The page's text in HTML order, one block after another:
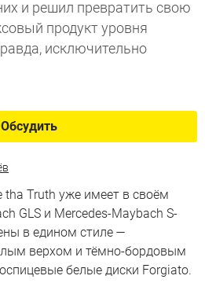
и решил превратить свою
продукт уровня
исключительно
Обсудить
tha Truth уже имеет в своём
GLS и Mercedes-Maybach S-
в едином стиле —
верхом и тёмно-бордовым
белые диски Forgiato.